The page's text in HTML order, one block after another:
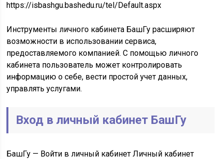
https://isbashgu.bashedu.ru/tel/Default.aspx
Инструменты личного кабинета БашГу расширяют
возможности в использовании сервиса,
предоставляемого компанией. С помощью личного
кабинета пользователь может контролировать
информацию о себе, вести простой учет данных,
управлять услугами.
Вход в личный кабинет БашГу
БашГу — Войти в личный кабинет Личный кабинет